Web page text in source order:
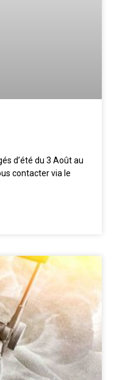
d’été du 3 Août au
contacter via le